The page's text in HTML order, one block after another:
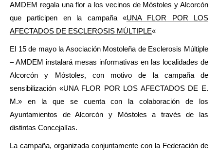
AMDEM regala una flor a los vecinos de Móstoles y Alcorcón
que participen en la campaña «UNA FLOR POR LOS
AFECTADOS DE ESCLEROSIS MÚLTIPLE«
El 15 de mayo la Asociación Mostoleña de Esclerosis Múltiple
– AMDEM instalará mesas informativas en las localidades de
Alcorcón y Móstoles, con motivo de la campaña de
sensibilización «UNA FLOR POR LOS AFECTADOS DE E.
M.» en la que se cuenta con la colaboración de los
Ayuntamientos de Alcorcón y Móstoles a través de las
distintas Concejalías.
La campaña, organizada conjuntamente con la Federación de